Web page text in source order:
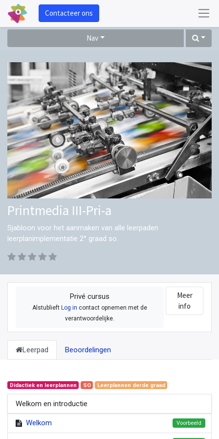
Contacteer ons
Nav
Printmedia III-Pri-a
Sjabloon voor het aanmaken van alle leerpaden
leerplanimplementatie 2° graad so.
Privé cursus
Alstublieft Log in contact opnemen met de
verantwoordelijke.
Meer
info
Leerpad Beoordelingen
Didactiek en leerplannen SO Leerplannen derde graad
Welkom en introductie
Welkom Voorbeeld